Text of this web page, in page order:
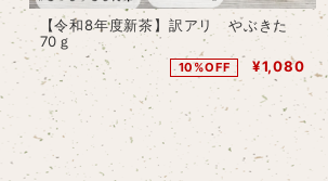
【令和8年度新茶】訳アリ やぶきた
70ｇ
10%OFF ¥1,080